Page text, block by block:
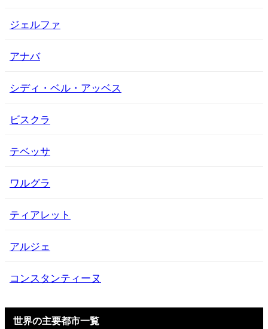
ジェルファ
アナバ
シディ・ベル・アッベス
ビスクラ
テベッサ
ワルグラ
ティアレット
アルジェ
コンスタンティーヌ
世界の主要都市一覧